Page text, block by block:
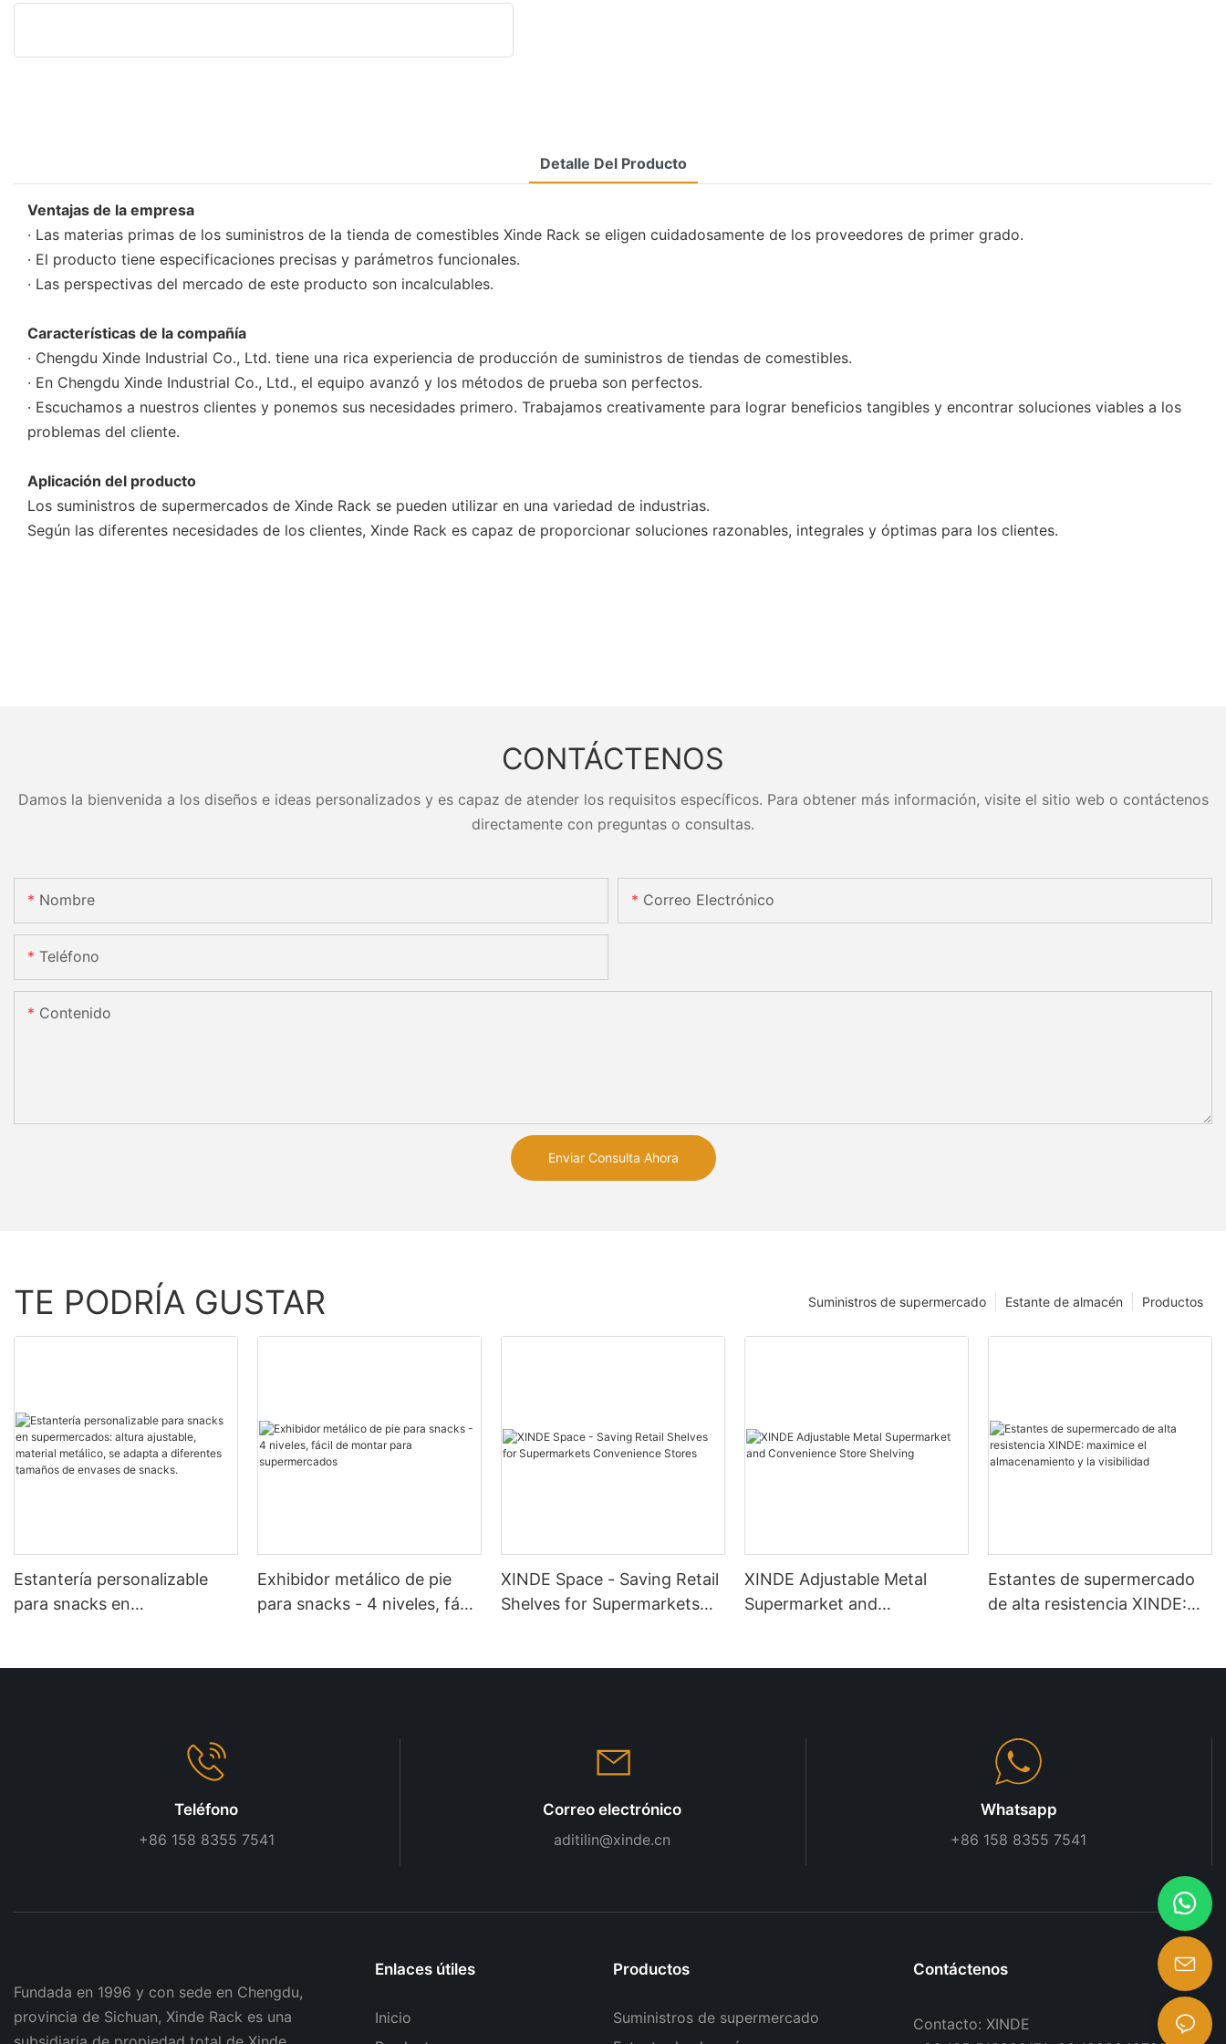
Detalle Del Producto
Ventajas de la empresa
· Las materias primas de los suministros de la tienda de comestibles Xinde Rack se eligen cuidadosamente de los proveedores de primer grado.
· El producto tiene especificaciones precisas y parámetros funcionales.
· Las perspectivas del mercado de este producto son incalculables.
Características de la compañía
· Chengdu Xinde Industrial Co., Ltd. tiene una rica experiencia de producción de suministros de tiendas de comestibles.
· En Chengdu Xinde Industrial Co., Ltd., el equipo avanzó y los métodos de prueba son perfectos.
· Escuchamos a nuestros clientes y ponemos sus necesidades primero. Trabajamos creativamente para lograr beneficios tangibles y encontrar soluciones viables a los
problemas del cliente.
Aplicación del producto
Los suministros de supermercados de Xinde Rack se pueden utilizar en una variedad de industrias.
Según las diferentes necesidades de los clientes, Xinde Rack es capaz de proporcionar soluciones razonables, integrales y óptimas para los clientes.
CONTÁCTENOS
Damos la bienvenida a los diseños e ideas personalizados y es capaz de atender los requisitos específicos. Para obtener más información, visite el sitio web o contáctenos
directamente con preguntas o consultas.
Nombre Correo Electrónico
Teléfono
Contenido
Enviar Consulta Ahora
TE PODRÍA GUSTAR Productos
Estante de almacén
Suministros de supermercado
Estantería personalizable
para snacks en
Exhibidor metálico de pie
para snacks - 4 niveles, fácil
XINDE Space - Saving Retail
Shelves for Supermarkets
XINDE Adjustable Metal
Supermarket and
Estantes de supermercado
de alta resistencia XINDE:
Teléfono
+86 158 8355 7541
Correo electrónico
aditilin@xinde.cn
Whatsapp
+86 158 8355 7541
Fundada en 1996 y con sede en Chengdu,
provincia de Sichuan, Xinde Rack es una
Enlaces útiles
Inicio
Productos
Suministros de supermercado
Contáctenos
Contacto: XINDE